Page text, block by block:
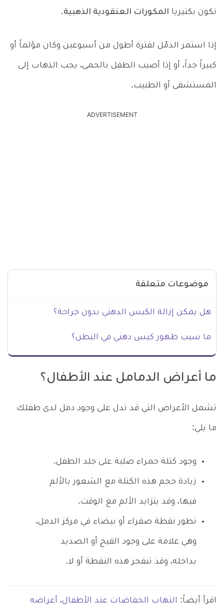
تكون بكتيريا المكورات العنقودية الذهبية.
إذا استمر الدمّل لفترة أطول من أسبوعين وكان مؤلماً أو
كبيراً جداً، أو إذا أصيب الطفل بالحمى، يجب الذهاب إلى
المستشفى أو الطبيب.
ADVERTISEMENT
موضوعات متعلقة
هل يمكن إزالة الكيس الدهني بدون جراحة؟
ما سبب ظهور كيس دهني في البطن؟
ما أعراض الدمامل عند الأطفال؟
تشمل الأعراض التي قد تدل على وجود دمل لدى طفلك
ما يلي:
وجود كتلة حمراء صلبة على جلد الطفل.
زيادة حجم هذه الكتلة مع الشعور بالألم
فيها، وقد يتزايد الألم مع الوقت.
تطور نقطة صفراء أو بيضاء في مركز الدمل،
وهي علامة على وجود القيح أو الصديد
بداخله، وقد تنفجر هذه النقطة أو لا.
اقرأ أيضاً: التهاب الحفاضات عند الأطفال، أعراضه